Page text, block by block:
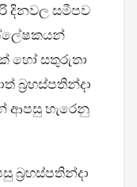
දිනවල සමීපව
හෝ සතුරුතා
බ්‍රහස්පතින්දා
ආපසු හැරෙනු
බ්‍රහස්පතින්දා